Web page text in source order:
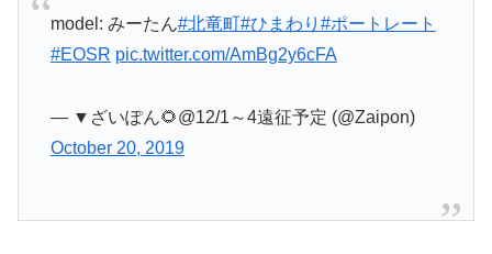
model: みーたん#北竜町#ひまわり #ポートレート
#EOSR pic.twitter.com/AmBg2y6cFA
— ▼ざいぽん🌻@12/1～4遠征予定 (@Zaipon)
October 20, 2019